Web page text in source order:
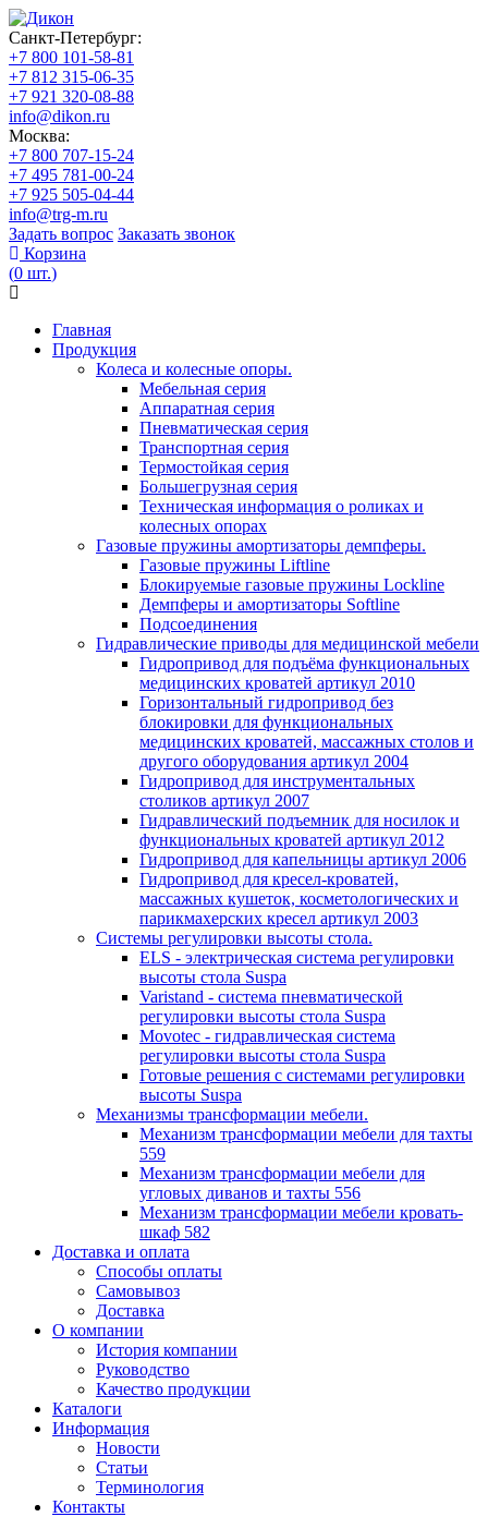
Санкт-Петербург:
+7 800 101-58-81
+7 812 315-06-35
+7 921 320-08-88
info@dikon.ru
Москва:
+7 800 707-15-24
+7 495 781-00-24
+7 925 505-04-44
info@trg-m.ru
Задать вопрос Заказать звонок
Корзина
(0 шт.)
Главная
Продукция
Колеса и колесные опоры.
Мебельная серия
Аппаратная серия
Пневматическая серия
Транспортная серия
Термостойкая серия
Большегрузная серия
Техническая информация о роликах и
колесных опорах
Газовые пружины амортизаторы демпферы.
Газовые пружины Liftline
Блокируемые газовые пружины Lockline
Демпферы и амортизаторы Softline
Подсоединения
Гидравлические приводы для медицинской мебели
Гидропривод для подъёма функциональных
медицинских кроватей артикул 2010
Горизонтальный гидропривод без
блокировки для функциональных
медицинских кроватей, массажных столов и
другого оборудования артикул 2004
Гидропривод для инструментальных
столиков артикул 2007
Гидравлический подъемник для носилок и
функциональных кроватей артикул 2012
Гидропривод для капельницы артикул 2006
Гидропривод для кресел-кроватей,
массажных кушеток, косметологических и
парикмахерских кресел артикул 2003
Системы регулировки высоты стола.
ELS - электрическая система регулировки
высоты стола Suspa
Varistand - система пневматической
регулировки высоты стола Suspa
Movotec - гидравлическая система
регулировки высоты стола Suspa
Готовые решения с системами регулировки
высоты Suspa
Механизмы трансформации мебели.
Механизм трансформации мебели для тахты
559
Механизм трансформации мебели для
угловых диванов и тахты 556
Механизм трансформации мебели кровать-
шкаф 582
Доставка и оплата
Способы оплаты
Самовывоз
Доставка
О компании
История компании
Руководство
Качество продукции
Каталоги
Информация
Новости
Статьи
Терминология
Контакты